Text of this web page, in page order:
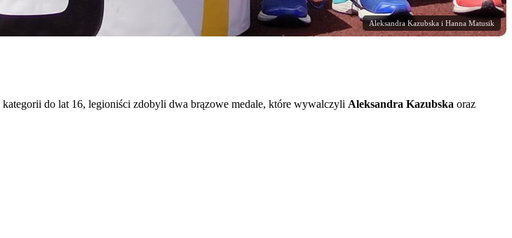
Aleksandra Kazubska i Hanna Matusik
do lat 16, legioniści zdobyli dwa brązowe medale, które wywalczyli Aleksandra Kazubska oraz